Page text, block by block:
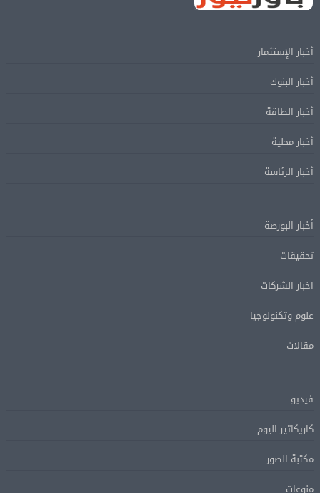
أخبار الإستثمار
أخبار البنوك
أخبار الطاقة
أخبار محلية
أخبار الرئاسة
أخبار البورصة
تحقيقات
اخبار الشركات
علوم وتكنولوجيا
مقالات
فيديو
كاريكاتير اليوم
مكتبة الصور
منوعات